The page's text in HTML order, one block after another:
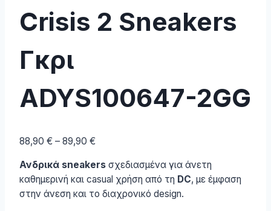
Crisis 2 Sneakers
Γκρι
ADYS100647-2GG
88,90 € – 89,90 €Price
88,90 €
through
89,90 €
Ανδρικά sneakers σχεδιασμένα για άνετη
καθημερινή και casual χρήση από τη DC, με έμφαση
στην άνεση και το διαχρονικό design.